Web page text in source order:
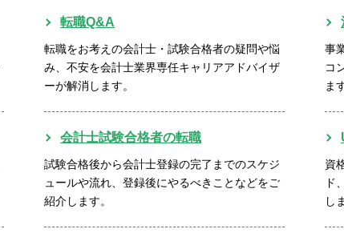
転職Q&A
転職をお考えの会計士・試験合格者の疑問や悩
み、不安を会計士業界専任キャリアアドバイザ
ーが解消します。
事
コ
ま
会計士試験合格者の転職
試験合格後から会計士登録の完了までのスケジ
ュールや流れ、登録後にやるべきことなどをご
紹介します。
資
ド
し